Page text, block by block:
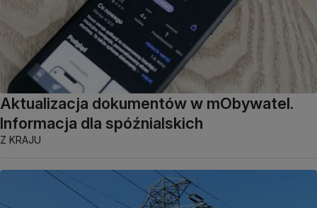
Aktualizacja dokumentów w mObywatel.
Informacja dla spóźnialskich
Z KRAJU